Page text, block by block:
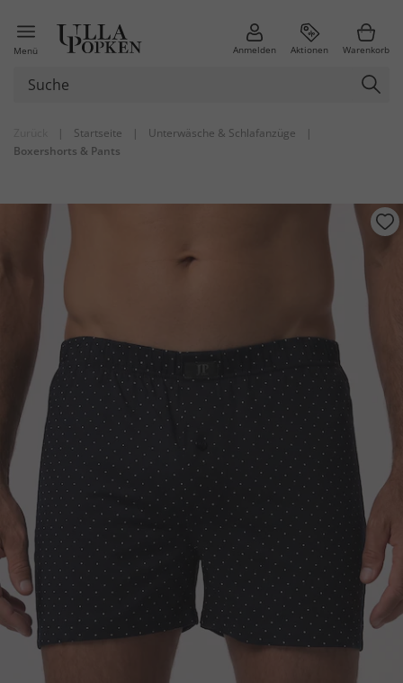
Menü Anmelden Aktionen Warenkorb
| Startseite | Unterwäsche & Schlafanzüge
|
Boxershorts & Pants